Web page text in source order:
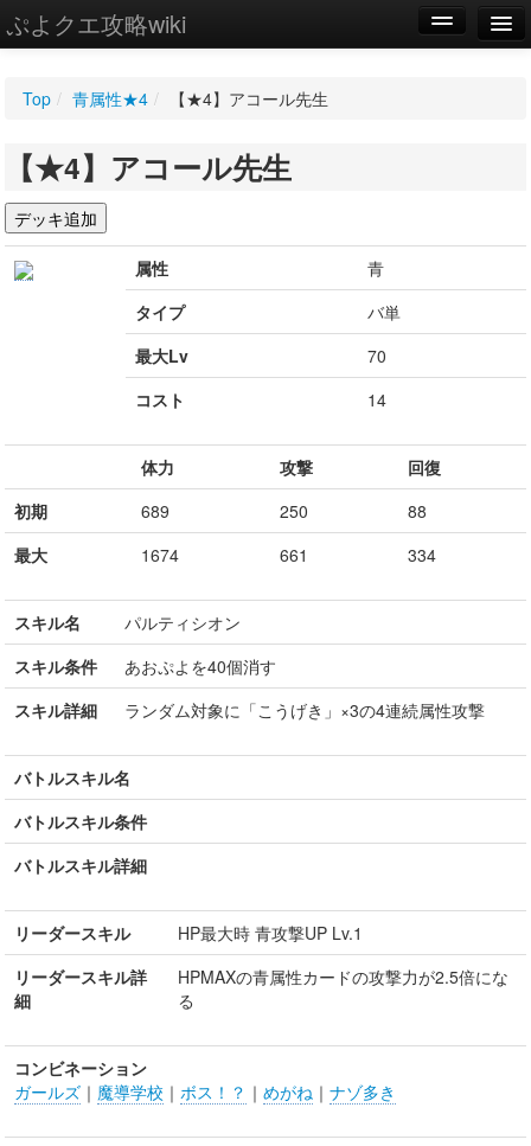
ぷよクエ攻略wiki
WIKI
設定
Top / 青属性★4 / 【★4】アコール先生
【★4】アコール先生
属性
青
タイプ
バ単
最大Lv
70
コスト
14
体力 攻撃
回復
初期
689 250
88
最大
1674 661 334
スキル名
パルティシオン
スキル条件
あおぷよを40個消す
スキル詳細
ランダム対象に「こうげき」×3の4連続属性攻撃
バトルスキル名
バトルスキル条件
バトルスキル詳細
リーダースキル
HP最大時 青攻撃UP Lv.1
リーダースキル詳
細
HPMAXの青属性カードの攻撃力が2.5倍にな
る
コンビネーション
ガールズ ｜ 魔導学校 ｜ ボス！？ ｜ めがね ｜ ナゾ多き